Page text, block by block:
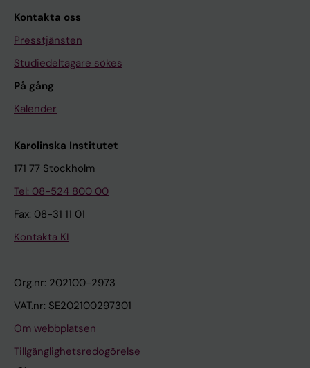
Kontakta oss
Presstjänsten
Studiedeltagare sökes
På gång
Kalender
Karolinska Institutet
171 77 Stockholm
Tel: 08-524 800 00
Fax: 08-31 11 01
Kontakta KI
Org.nr: 202100-2973
VAT.nr: SE202100297301
Om webbplatsen
Tillgänglighetsredogörelse